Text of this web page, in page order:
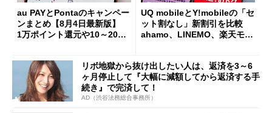
au PAYとPontaのキャンペー
ンまとめ【8月4日最新版】
1万ポイント還元や10～20％
UQ mobileとY!mobileの「セ
ット割なし」新割引を比較
ahamo、LINEMO、楽天モバ
リボ地獄から抜け出したい人は、返済を3～6
ヶ月停止して『大幅に減額してから返済する手
続き』で完済して！
AD（渋谷法務総合事務所）